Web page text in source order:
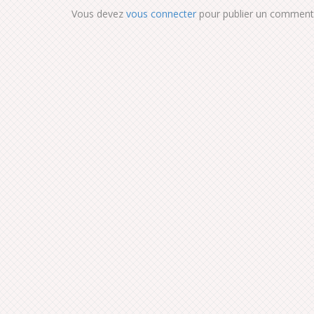
Vous devez vous connecter pour publier un